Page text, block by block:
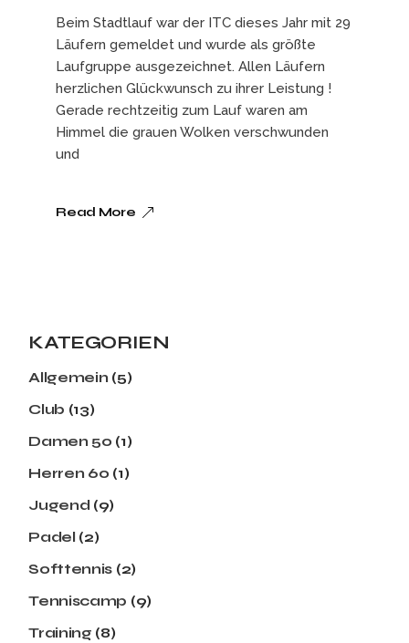
Beim Stadtlauf war der ITC dieses Jahr mit 29
Läufern gemeldet und wurde als größte
Laufgruppe ausgezeichnet. Allen Läufern
herzlichen Glückwunsch zu ihrer Leistung !
Gerade rechtzeitig zum Lauf waren am
Himmel die grauen Wolken verschwunden
und
Read More
KATEGORIEN
Allgemein (5)
Club (13)
Damen 50 (1)
Herren 60 (1)
Jugend (9)
Padel (2)
Softtennis (2)
Tenniscamp (9)
Training (8)